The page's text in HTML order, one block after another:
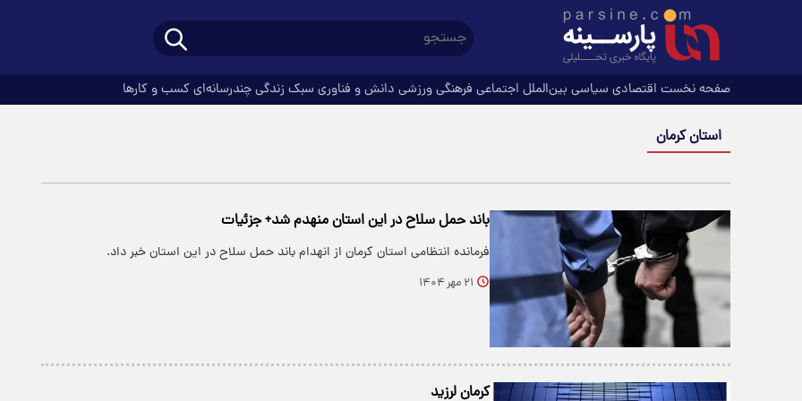
صفحه نخست اقتصادی سیاسی بین‌الملل اجتماعی فرهنگیورزشی دانش و فناوری سبک زندگیچندرسانه‌ای کسب و کارها
استان کرمان
باند حمل سلاح در این استان منهدم شد+ جزئیات
فرمانده انتظامی استان کرمان از انهدام باند حمل سلاح در این استان خبر داد.
۲۱ مهر ۱۴۰۴
کرمان لرزید